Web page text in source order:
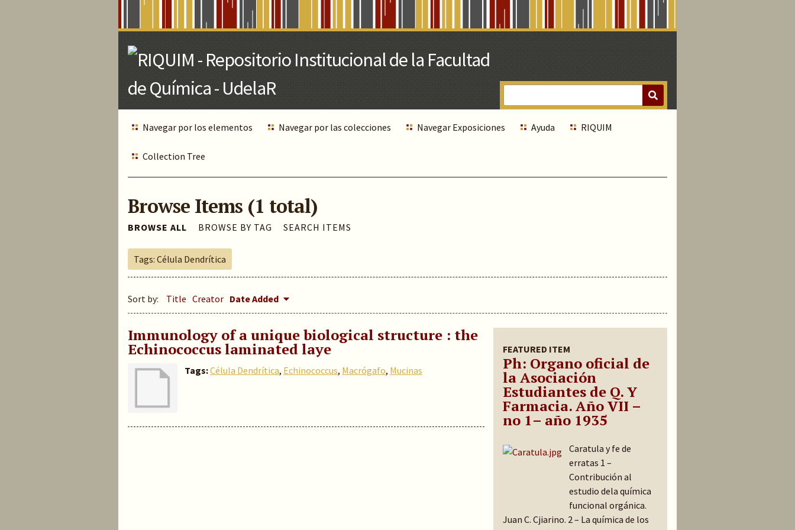
Navegar por los elementos Navegar por las colecciones Navegar Exposiciones Ayuda RIQUIM
Collection Tree
Browse Items (1 total)
BROWSE ALL BROWSE BY TAG SEARCH ITEMS
Tags: Célula Dendrítica
Sort by: Title Creator Date Added
FEATURED ITEM
Ph: Organo oficial de
la Asociación
Estudiantes de Q. Y
Farmacia. Año VII –
no 1– año 1935
Caratula y fe de
erratas 1 –
Contribución al
estudio dela química
funcional orgánica.
Juan C. Cjiarino. 2 – La química de los
Immunology of a unique biological structure : the
Echinococcus laminated laye
Tags:Célula Dendrítica, Echinococcus, Macrógafo, Mucinas